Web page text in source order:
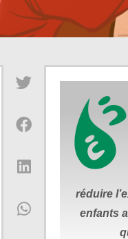
réduire
enfants